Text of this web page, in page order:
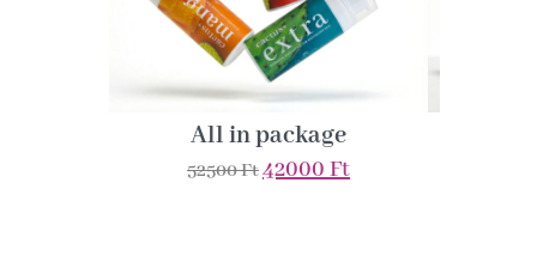
All in package
52500Ft42000Ft